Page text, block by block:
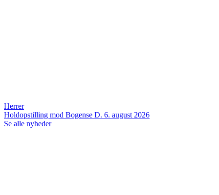
Herrer
Holdopstilling mod Bogense D. 6. august 2026
Se alle nyheder